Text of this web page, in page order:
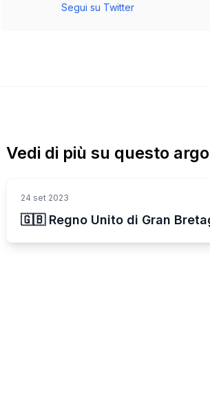
Segui su Twitter
Vedi di più su questo
24 set 2023